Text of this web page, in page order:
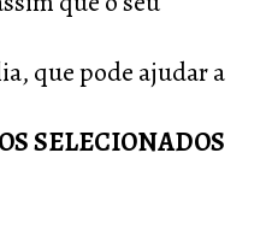
que pode ajudar a
SELECIONADOS